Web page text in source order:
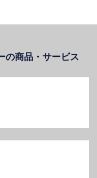
の商品・サービス